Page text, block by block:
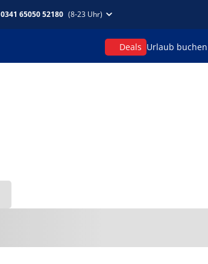
0341 65050 52180 (8-23 Uhr)
Deals Urlaub buchen